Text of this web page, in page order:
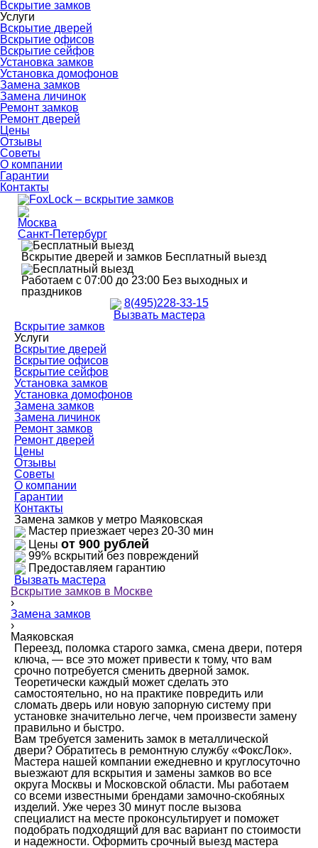
Вскрытие замков
Услуги
Вскрытие дверей
Вскрытие офисов
Вскрытие сейфов
Установка замков
Установка домофонов
Замена замков
Замена личинок
Ремонт замков
Ремонт дверей
Цены
Отзывы
Советы
О компании
Гарантии
Контакты
Москва
Санкт-Петербург
Вскрытие дверей и замков Бесплатный выезд
Работаем с 07:00 до 23:00 Без выходных и
праздников
8(495)228-33-15
Вызвать мастера
Вскрытие замков
Услуги
Вскрытие дверей
Вскрытие офисов
Вскрытие сейфов
Установка замков
Установка домофонов
Замена замков
Замена личинок
Ремонт замков
Ремонт дверей
Цены
Отзывы
Советы
О компании
Гарантии
Контакты
Замена замков у метро Маяковская
Мастер приезжает через 20-30 мин
Цены от 900 рублей
99% вскрытий без повреждений
Предоставляем гарантию
Вызвать мастера
Вскрытие замков в Москве
›
Замена замков
›
Маяковская
Переезд, поломка старого замка, смена двери, потеря
ключа, — все это может привести к тому, что вам
срочно потребуется сменить дверной замок.
Теоретически каждый может сделать это
самостоятельно, но на практике повредить или
сломать дверь или новую запорную систему при
установке значительно легче, чем произвести замену
правильно и быстро.
Вам требуется заменить замок в металлической
двери? Обратитесь в ремонтную службу «ФоксЛок».
Мастера нашей компании ежедневно и круглосуточно
выезжают для вскрытия и замены замков во все
округа Москвы и Московской области. Мы работаем
со всеми известными брендами замочно-скобяных
изделий. Уже через 30 минут после вызова
специалист на месте проконсультирует и поможет
подобрать подходящий для вас вариант по стоимости
и надежности. Оформить срочный выезд мастера